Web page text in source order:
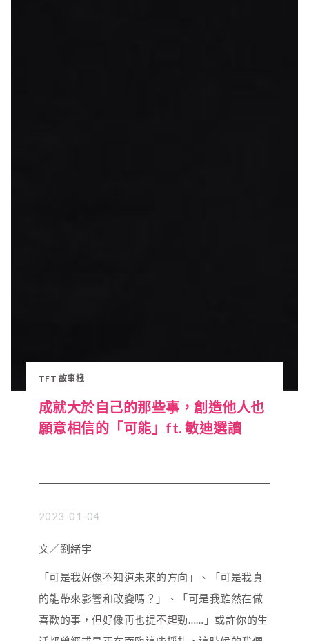
TFT 故事棧
成就大於自己的那些事，創造他人也
願意相信的「可能」ft. 敏迪選讀
2023-01-04
文／劉緒宇
「可是我好像不知道未來的方向」、「可是我真
的能帶來影響和改變嗎？」、「可是我雖然在做
喜歡的事，但好像再也提不起勁……」或許你的生